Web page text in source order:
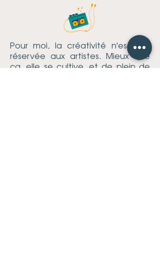
Pour moi, la créativité n'est pas
réservée aux artistes. Mieux que
ça, elle se cultive, et de plein de